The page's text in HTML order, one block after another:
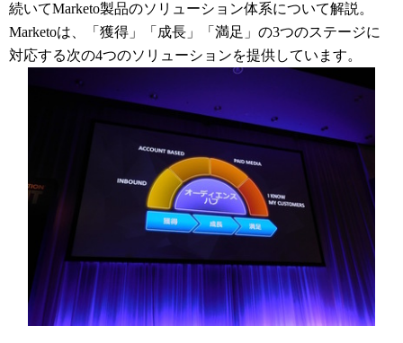
続いてMarketo製品のソリューション体系について解説。
Marketoは、「獲得」「成長」「満足」の3つのステージに
対応する次の4つのソリューションを提供しています。